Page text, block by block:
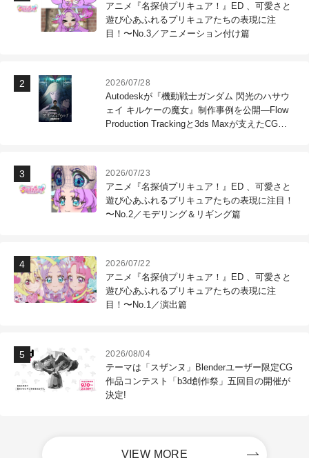
アニメ『名探偵プリキュア！』ED 、可愛さと
遊び心あふれるプリキュアたちの表現に注
目！〜No.3／アニメーション付け篇
2026/07/28
Autodeskが『機動戦士ガンダム 閃光のハサウ
ェイ キルケーの魔女』制作事例を公開―Flow
Production Trackingと3ds Maxが支えたCG制
2026/07/23
アニメ『名探偵プリキュア！』ED 、可愛さと
遊び心あふれるプリキュアたちの表現に注目！
〜No.2／モデリング＆リギング篇
2026/07/22
アニメ『名探偵プリキュア！』ED 、可愛さと
遊び心あふれるプリキュアたちの表現に注
目！〜No.1／演出篇
2026/08/04
テーマは「スザンヌ」Blenderユーザー限定CG
作品コンテスト「b3d創作祭」五回目の開催が
決定!
VIEW MORE